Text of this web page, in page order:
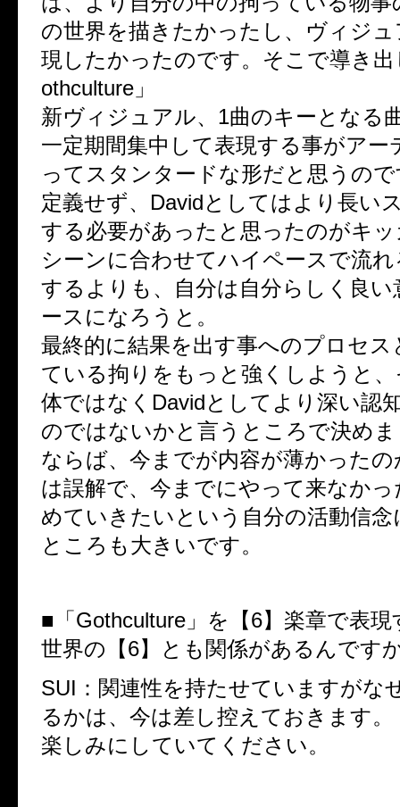
の世界を描きたかったし、ヴィジ
現したかったのです。そこで導き
othculture」
新ヴィジュアル、1曲のキーとなる
一定期間集中して表現する事がアー
ってスタンタードな形だと思うの
定義せず、Davidとしてはより長い
する必要があったと思ったのがキ
シーンに合わせてハイペースで流
するよりも、自分は自分らしく良
ースになろうと。
最終的に結果を出す事へのプロセス
ている拘りをもっと強くしようと
体ではなくDavidとしてより深い認
のではないかと言うところで決め
ならば、今までが内容が薄かった
は誤解で、今までにやって来なか
めていきたいという自分の活動信
ところも大きいです。
■「Gothculture」を【6】楽章で表
世界の【6】とも関係があるんです
SUI：関連性を持たせていますがな
るかは、今は差し控えておきます。
楽しみにしていてください。